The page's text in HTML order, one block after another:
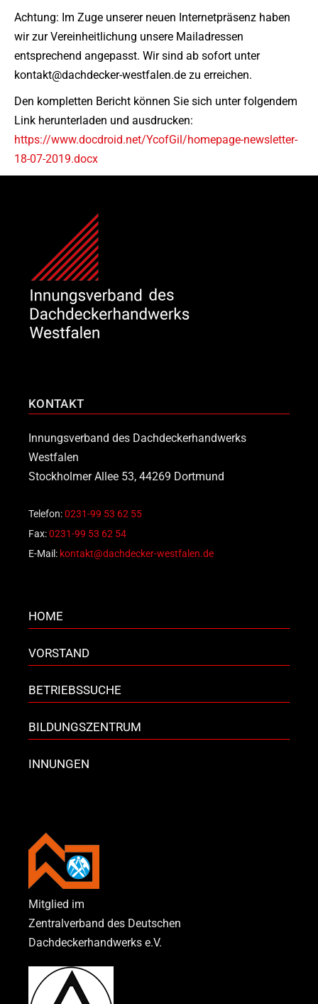
Achtung: Im Zuge unserer neuen Internetpräsenz haben
wir zur Vereinheitlichung unsere Mailadressen
entsprechend angepasst. Wir sind ab sofort unter
kontakt@dachdecker-westfalen.de zu erreichen.
Den kompletten Bericht können Sie sich unter folgendem
Link herunterladen und ausdrucken:
https://www.docdroid.net/YcofGil/homepage-newsletter-
18-07-2019.docx
KONTAKT
Innungsverband des Dachdeckerhandwerks
Westfalen
Stockholmer Allee 53, 44269 Dortmund
Telefon:0231-99 53 62 55
Fax:0231-99 53 62 54
E-Mail: kontakt@dachdecker-westfalen.de
HOME
VORSTAND
BETRIEBSSUCHE
BILDUNGSZENTRUM
INNUNGEN
Mitglied im
Zentralverband des Deutschen
Dachdeckerhandwerks e.V.